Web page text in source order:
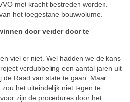
met kracht bestreden worden.
het toegestane bouwvolume.
door verder door te
viel er niet. Wel hadden we de kans
verdubbeling een aantal jaren uit
de Raad van state te gaan. Maar
het uiteindelijk niet tegen te
zijn de procedures door het